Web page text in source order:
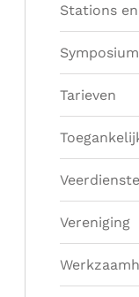
Stations
Symposium
Tarieven
Vereniging